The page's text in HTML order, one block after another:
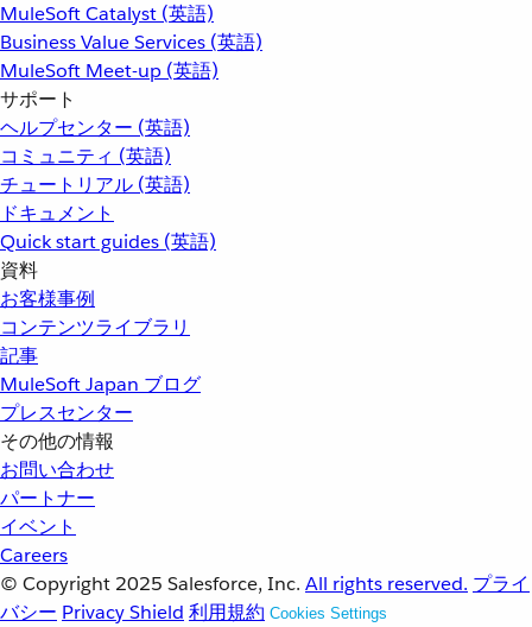
MuleSoft Catalyst (英語)
Business Value Services (英語)
MuleSoft Meet-up (英語)
サポート
ヘルプセンター (英語)
コミュニティ (英語)
チュートリアル (英語)
ドキュメント
Quick start guides (英語)
資料
お客様事例
コンテンツライブラリ
記事
MuleSoft Japan ブログ
プレスセンター
その他の情報
お問い合わせ
パートナー
イベント
Careers
© Copyright 2025 Salesforce, Inc. All rights reserved. プライ
バシー Privacy Shield 利用規約 Cookies Settings